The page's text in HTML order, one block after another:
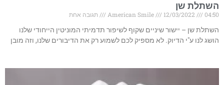
השתלת שן
American Smile 12/03/2022 04:50
תגובה אחת
השתלת שן – יישור שיניים שקוף לשיפור תדמיתי המוניטין הייחודי שלנו
הושג לנו ע"י הדיוק. לא מספיק לכם לשמוע רק את הדיבורים שלנו, וזה מובן